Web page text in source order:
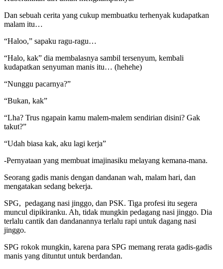
Dan sebuah cerita yang cukup membuatku terhenyak kudapatkan
malam itu…
“Haloo,” sapaku ragu-ragu…
“Halo, kak” dia membalasnya sambil tersenyum, kembali
kudapatkan senyuman manis itu… (hehehe)
“Nunggu pacarnya?”
“Bukan, kak”
“Lha? Trus ngapain kamu malem-malem sendirian disini? Gak
takut?”
“Udah biasa kak, aku lagi kerja”
-Pernyataan yang membuat imajinasiku melayang kemana-mana.
Seorang gadis manis dengan dandanan wah, malam hari, dan
mengatakan sedang bekerja.
SPG, pedagang nasi jinggo, dan PSK. Tiga profesi itu segera
muncul dipikiranku. Ah, tidak mungkin pedagang nasi jinggo. Dia
terlalu cantik dan dandanannya terlalu rapi untuk dagang nasi
jinggo.
SPG rokok mungkin, karena para SPG memang rerata gadis-gadis
manis yang dituntut untuk berdandan.